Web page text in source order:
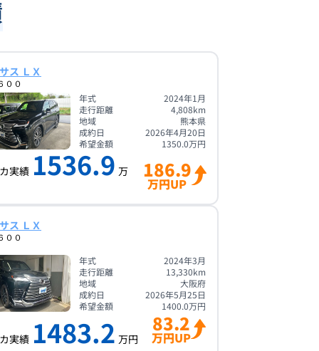
ス ＬＸ
００
年式
2024年1月
走行距離
4,808km
地域
熊本県
成約日
2026年4月20日
希望金額
1350.0万円
実績 1536.9 万 186.9
万円UP
ス ＬＸ
００
年式
2024年3月
走行距離
13,330km
地域
大阪府
成約日
2026年5月25日
希望金額
1400.0万円
実績 1483.2 万円
83.2
万円UP